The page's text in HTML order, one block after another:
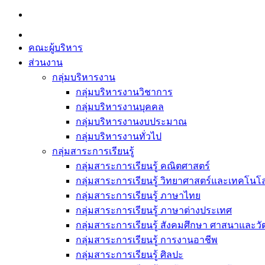
Skip
content
คณะผู้บริหาร
ส่วนงาน
กลุ่มบริหารงาน
กลุ่มบริหารงานวิชาการ
กลุ่มบริหารงานบุคคล
กลุ่มบริหารงานงบประมาณ
กลุ่มบริหารงานทั่วไป
กลุ่มสาระการเรียนรู้
กลุ่มสาระการเรียนรู้ คณิตศาสตร์
กลุ่มสาระการเรียนรู้ วิทยาศาสตร์และเทคโนโ
กลุ่มสาระการเรียนรู้ ภาษาไทย
กลุ่มสาระการเรียนรู้ ภาษาต่างประเทศ
กลุ่มสาระการเรียนรู้ สังคมศึกษา ศาสนาและ
กลุ่มสาระการเรียนรู้ การงานอาชีพ
กลุ่มสาระการเรียนรู้ ศิลปะ